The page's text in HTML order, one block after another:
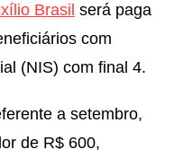
Brasil será paga
com
(NIS) com final 4.
a setembro,
de R$ 600,